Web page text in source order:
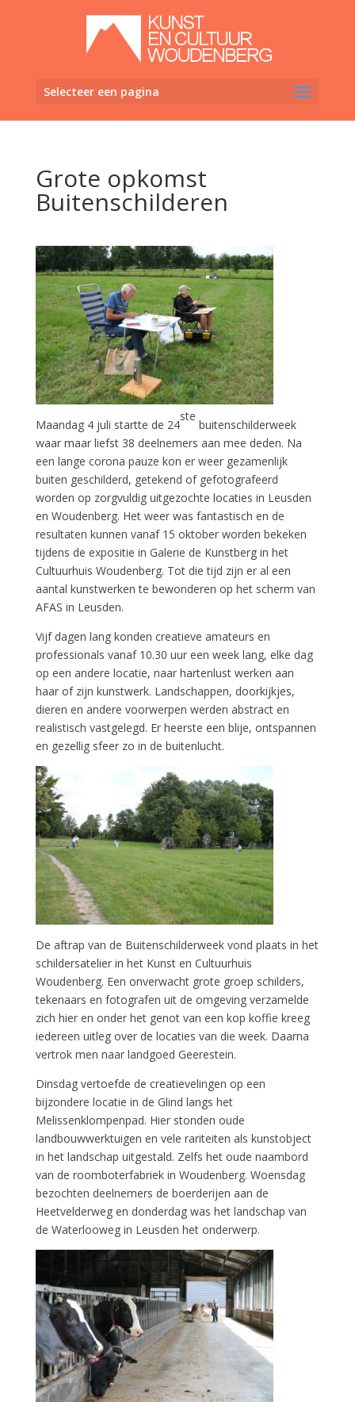
Selecteer een pagina
Grote opkomst
Buitenschilderen
Maandag 4 juli startte de 24
ste
buitenschilderweek
waar maar liefst 38 deelnemers aan mee deden. Na
een lange corona pauze kon er weer gezamenlijk
buiten geschilderd, getekend of gefotografeerd
worden op zorgvuldig uitgezochte locaties in Leusden
en Woudenberg. Het weer was fantastisch en de
resultaten kunnen vanaf 15 oktober worden bekeken
tijdens de expositie in Galerie de Kunstberg in het
Cultuurhuis Woudenberg. Tot die tijd zijn er al een
aantal kunstwerken te bewonderen op het scherm van
AFAS in Leusden.
Vijf dagen lang konden creatieve amateurs en
professionals vanaf 10.30 uur een week lang, elke dag
op een andere locatie, naar hartenlust werken aan
haar of zijn kunstwerk. Landschappen, doorkijkjes,
dieren en andere voorwerpen werden abstract en
realistisch vastgelegd. Er heerste een blije, ontspannen
en gezellig sfeer zo in de buitenlucht.
De aftrap van de Buitenschilderweek vond plaats in het
schildersatelier in het Kunst en Cultuurhuis
Woudenberg. Een onverwacht grote groep schilders,
tekenaars en fotografen uit de omgeving verzamelde
zich hier en onder het genot van een kop koffie kreeg
iedereen uitleg over de locaties van die week. Daarna
vertrok men naar landgoed Geerestein.
Dinsdag vertoefde de creatievelingen op een
bijzondere locatie in de Glind langs het
Melissenklompenpad. Hier stonden oude
landbouwwerktuigen en vele rariteiten als kunstobject
in het landschap uitgestald. Zelfs het oude naambord
van de roomboterfabriek in Woudenberg. Woensdag
bezochten deelnemers de boerderijen aan de
Heetvelderweg en donderdag was het landschap van
de Waterlooweg in Leusden het onderwerp.